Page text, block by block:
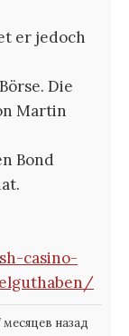
er jedoch
Die
Martin
Bond
casino-
назад